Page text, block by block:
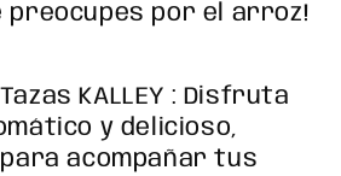
preocupes por el arroz!
KALLEY : Disfruta
y delicioso,
acompañar tus